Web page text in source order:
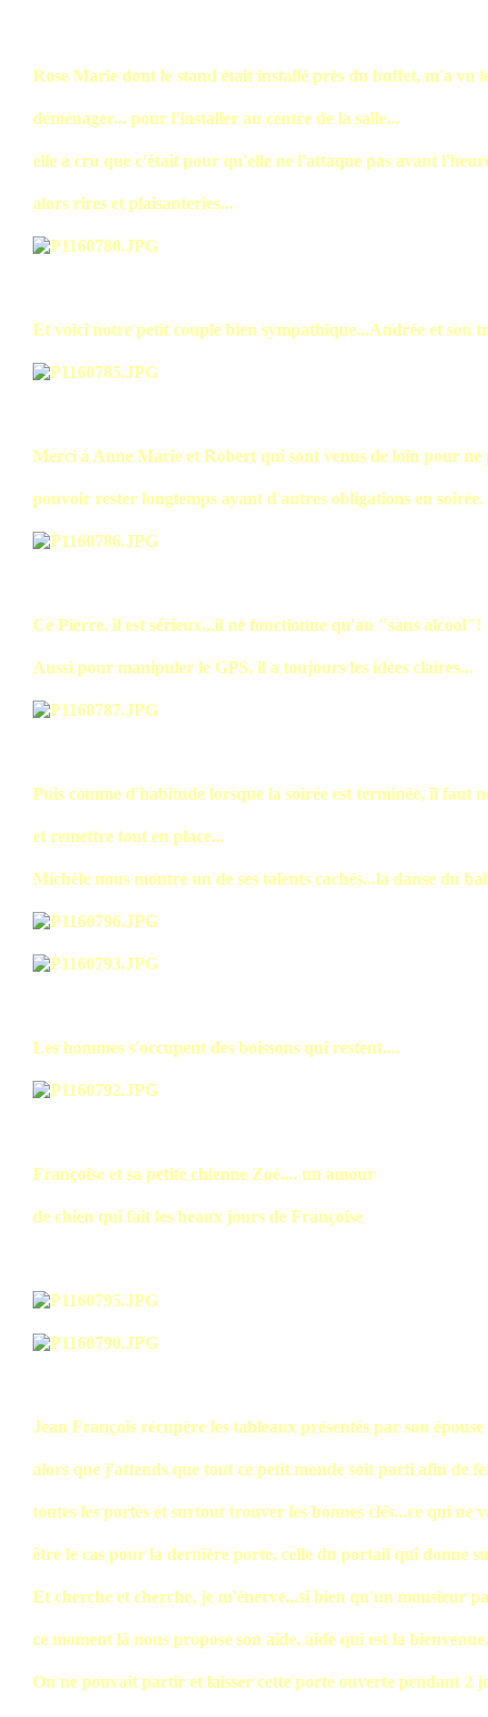
Rose Marie dont le stand était installé près du buffet, m'a vu
déménager... pour l'installer au centre de la salle...
elle a cru que c'était pour qu'elle ne l'attaque pas avant
alors rires et plaisanteries...
Et voici notre petit couple bien sympathique...Andrée et son
Merci à Anne Marie et Robert qui sont venus de loin pour ne
pouvoir rester longtemps ayant d'autres obligations en soirée.
Ce Pierre, il est sérieux...il ne fonctionne qu'au "sans alcool"!
Aussi pour manipuler le GPS, il a toujours les idées claires...
Puis comme d'habitude lorsque la soirée est terminée, il faut
et remettre tout en place...
Michèle nous montre un de ses talents cachés...la danse du
Les hommes s'occupent des boissons qui restent....
Françoise et sa petite chienne Zoé.... un amour
de chien qui fait les beaux jours de Françoise
Jean François récupère les tableaux présentés par son épouse
alors que j'attends que tout ce petit monde soit parti afin de
toutes les portes et surtout trouver les bonnes clés...ce qui ne
être le cas pour la dernière porte, celle du portail qui donne
Et cherche et cherche, je m'énerve...si bien qu'un monsieur
ce moment là nous propose son aide, aide qui est la
On ne pouvait partir et laisser cette porte ouverte pendant 2